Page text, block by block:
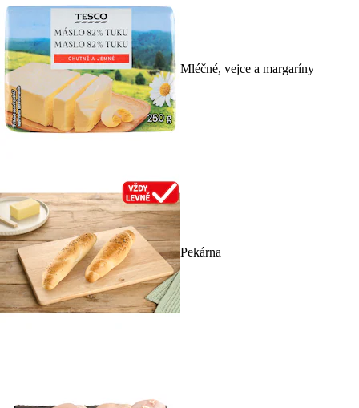
Mléčné, vejce a margaríny
Pekárna